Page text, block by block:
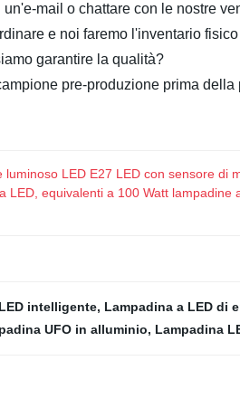
mail o chattare con le nostre
e noi faremo l'inventario
garantire la qualità?
pre-produzione prima
luminoso LED E27 LED con sensore di
LED, equivalenti a 100 Watt
intelligente, Lampadina a LED di
UFO in alluminio, Lampadina